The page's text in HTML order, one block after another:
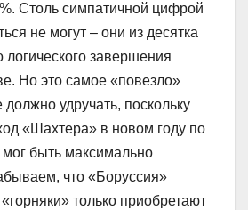
Столь симпатичной цифрой
не могут – они из десятка
логического завершения
Но это самое «повезло»
должно удручать, поскольку
«Шахтера» в новом году по
быть максимально
что «Боруссия»
только приобретают